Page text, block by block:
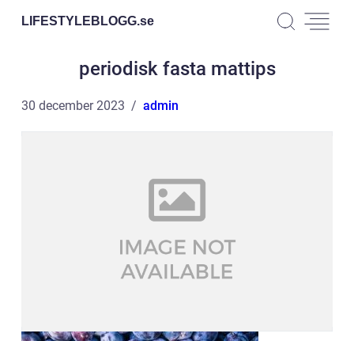
LIFESTYLEBLOGG.se
periodisk fasta mattips
30 december 2023 admin